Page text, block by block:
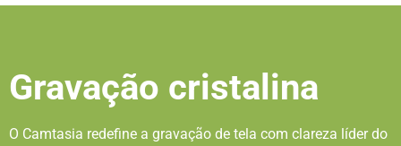
Gravação cristalina
O Camtasia redefine a gravação de tela com clareza líder do